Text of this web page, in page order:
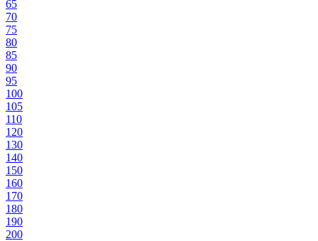
65
70
75
80
85
90
95
100
105
110
120
130
140
150
160
170
180
190
200